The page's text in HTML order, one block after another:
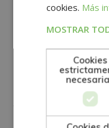
RECURSOS
Nuevos
Working
cookies. Más
MOSTRAR
Cookies